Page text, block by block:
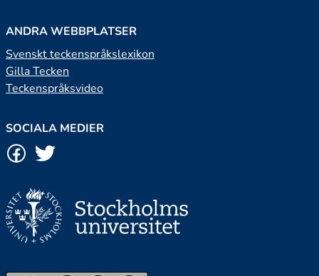
ANDRA WEBBPLATSER
Svenskt teckenspråkslexikon
Gilla Tecken
Teckenspråksvideo
SOCIALA MEDIER